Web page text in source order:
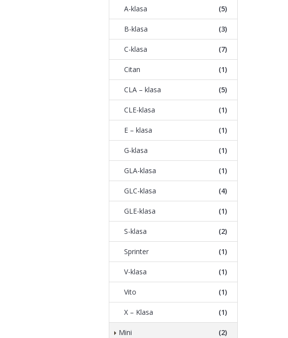
A-klasa (5)
B-klasa (3)
C-klasa (7)
Citan (1)
CLA – klasa (5)
CLE-klasa (1)
E – klasa (1)
G-klasa (1)
GLA-klasa (1)
GLC-klasa (4)
GLE-klasa (1)
S-klasa (2)
Sprinter (1)
V-klasa (1)
Vito (1)
X – Klasa (1)
Mini (2)